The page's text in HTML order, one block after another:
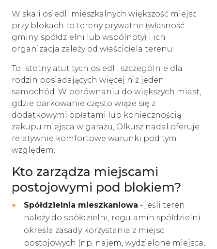
W skali osiedli mieszkalnych większość miejsc
przy blokach to tereny prywatne (własność
gminy, spółdzielni lub wspólnoty) i ich
organizacja zależy od właściciela terenu.
To istotny atut tych osiedli, szczególnie dla
rodzin posiadających więcej niż jeden
samochód. W porównaniu do większych miast,
gdzie parkowanie często wiąże się z
dodatkowymi opłatami lub koniecznością
zakupu miejsca w garażu, Olkusz nadal oferuje
relatywnie komfortowe warunki pod tym
względem.
Kto zarządza miejscami
postojowymi pod blokiem?
Spółdzielnia mieszkaniowa - jeśli teren
należy do spółdzielni, regulamin spółdzielni
określa zasady korzystania z miejsc
postojowych (np. najem, wydzielone miejsca,